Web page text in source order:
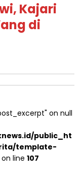
Kajari
di
on null
public_ht
template-
line 107